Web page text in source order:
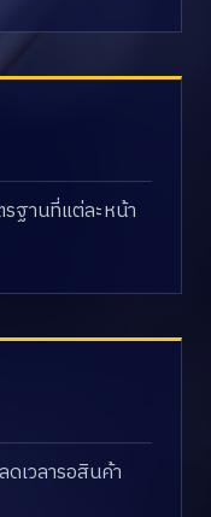
ฐานที่แต่ละหน้า
ดเวลารอสินค้า